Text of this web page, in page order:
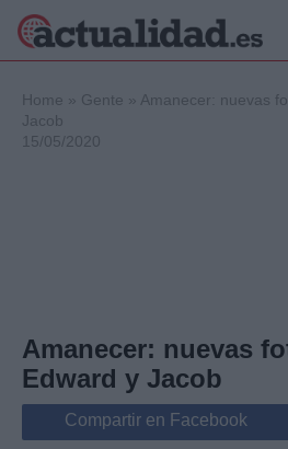
Internacional
Viajes
Home » Gente » Amanecer: nuevas
Jacob
15/05/2020
Amanecer: nuevas
Edward y Jacob
Compartir en Facebook